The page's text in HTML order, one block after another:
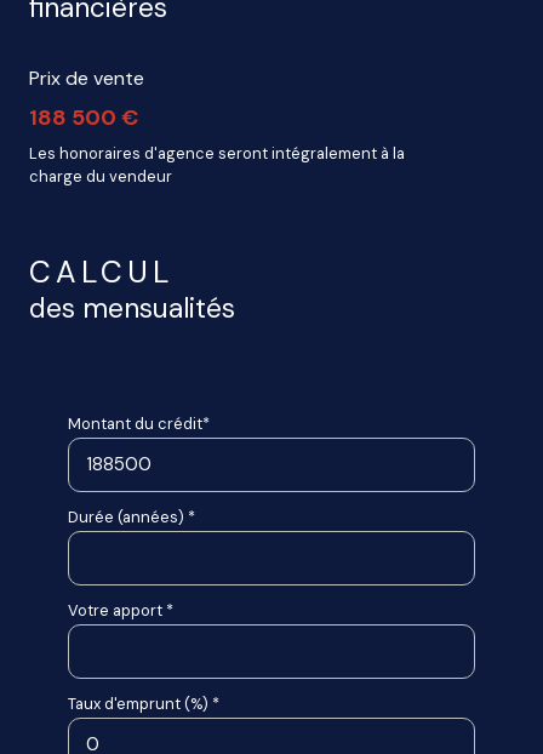
financières
Prix de vente
188 500 €
Les honoraires d'agence seront intégralement à la
charge du vendeur
CALCUL
des mensualités
Montant du crédit*
Durée (années) *
Votre apport *
Taux d'emprunt (%) *